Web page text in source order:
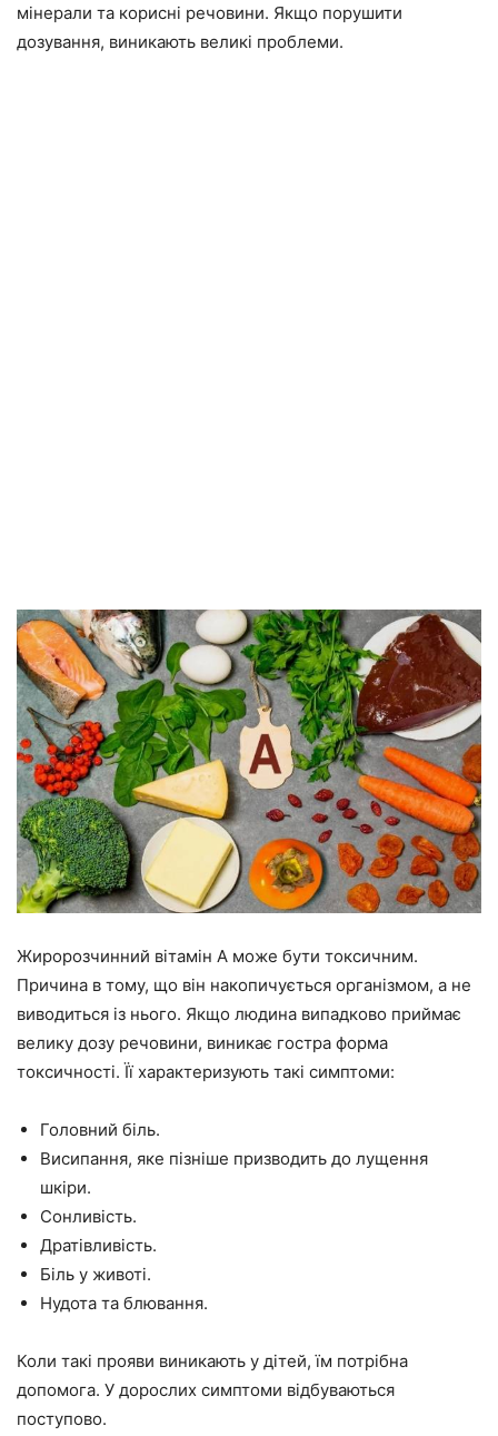
мінерали та корисні речовини. Якщо порушити
дозування, виникають великі проблеми.
Жиророзчинний вітамін А може бути токсичним.
Причина в тому, що він накопичується організмом, а не
виводиться із нього. Якщо людина випадково приймає
велику дозу речовини, виникає гостра форма
токсичності. Її характеризують такі симптоми:
Головний біль.
Висипання, яке пізніше призводить до лущення
шкіри.
Сонливість.
Дратівливість.
Біль у животі.
Нудота та блювання.
Коли такі прояви виникають у дітей, їм потрібна
допомога. У дорослих симптоми відбуваються
поступово.